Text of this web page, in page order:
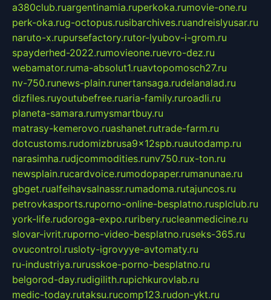
a380club.ruargentinamia.ruperkoka.rumovie-one.ru
perk-oka.rug-octopus.rusibarchives.ruandreislyusar.ru
naruto-x.rupursefactory.rutor-lyubov-i-grom.ru
spayderhed-2022.rumovieone.ruevro-dez.ru
webamator.ruma-absolut1.ruavtopomosch27.ru
nv-750.runews-plain.runertansaga.rudelanalad.ru
dizfiles.ruyoutubefree.ruaria-family.ruroadli.ru
planeta-samara.rumysmartbuy.ru
matrasy-kemerovo.ruashanet.rutrade-farm.ru
dotcustoms.rudomizbrusa9x12spb.ruautodamp.ru
narasimha.rudjcommodities.runv750.rux-ton.ru
newsplain.rucardvoice.rumodopaper.rumanunae.ru
gbget.rualfeihavsalnassr.rumadoma.rutajuncos.ru
petrovkasports.ruporno-online-besplatno.rusplclub.ru
york-life.rudoroga-expo.ruribery.rucleanmedicine.ru
slovar-ivrit.ruporno-video-besplatno.ruseks-365.ru
ovucontrol.rusloty-igrovyye-avtomaty.ru
ru-industriya.rurusskoe-porno-besplatno.ru
belgorod-day.rudigilith.rupichkurovlab.ru
medic-today.rutaksu.rucomp123.rudon-ykt.ru